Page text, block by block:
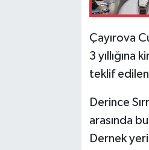
Çayırova
3 yıllığına
teklif
Derince
arasında
Dernek